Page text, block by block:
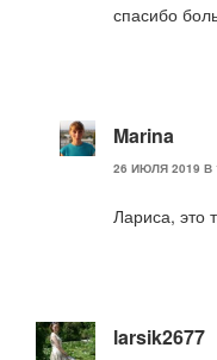
спасибо
Marina
26 ИЮЛЯ 2019 В
Лариса, это
larsik2677